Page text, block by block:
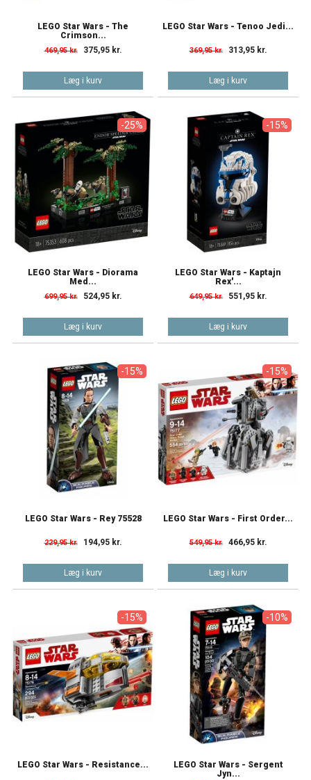
LEGO Star Wars - The
Crimson...
469,95 kr. 375,95 kr.
Læg i kurv
LEGO Star Wars - Tenoo Jedi...
369,95 kr. 313,95 kr.
Læg i kurv
-25%
LEGO Star Wars - Diorama
Med...
699,95 kr. 524,95 kr.
Læg i kurv
-15%
LEGO Star Wars - Kaptajn
Rex'...
649,95 kr. 551,95 kr.
Læg i kurv
-15%
LEGO Star Wars - Rey 75528
229,95 kr. 194,95 kr.
Læg i kurv
-15%
LEGO Star Wars - First Order...
549,95 kr. 466,95 kr.
Læg i kurv
-15%
LEGO Star Wars - Resistance...
-10%
LEGO Star Wars - Sergent
Jyn...